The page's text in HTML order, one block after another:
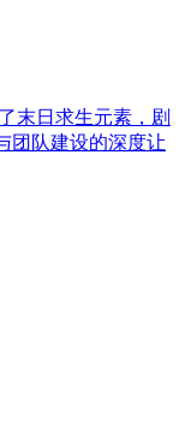
末日求生元素，剧
团队建设的深度让